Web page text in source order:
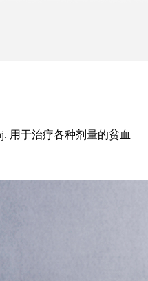
用于治疗各种剂量的贫血